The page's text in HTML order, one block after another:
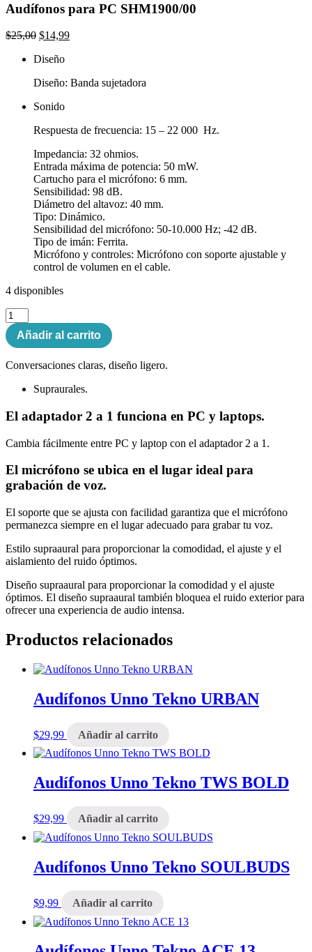
Audífonos para PC SHM1900/00
$25,00 El
original
$25,00.
$14,99El
$14,99.
Diseño
Diseño: Banda sujetadora
Sonido
Respuesta de frecuencia: 15 – 22 000 Hz.
Impedancia: 32 ohmios.
Entrada máxima de potencia: 50 mW.
Cartucho para el micrófono: 6 mm.
Sensibilidad: 98 dB.
Diámetro del altavoz: 40 mm.
Tipo: Dinámico.
Sensibilidad del micrófono: 50-10.000 Hz; -42 dB.
Tipo de imán: Ferrita.
Micrófono y controles: Micrófono con soporte ajustable y
control de volumen en el cable.
4 disponibles
Audífonos
para
PC
SHM1900/00
cantidad
Añadir al carrito
Conversaciones claras, diseño ligero.
Supraurales.
El adaptador 2 a 1 funciona en PC y laptops.
Cambia fácilmente entre PC y laptop con el adaptador 2 a 1.
El micrófono se ubica en el lugar ideal para
grabación de voz.
El soporte que se ajusta con facilidad garantiza que el micrófono
permanezca siempre en el lugar adecuado para grabar tu voz.
Estilo supraaural para proporcionar la comodidad, el ajuste y el
aislamiento del ruido óptimos.
Diseño supraaural para proporcionar la comodidad y el ajuste
óptimos. El diseño supraaural también bloquea el ruido exterior para
ofrecer una experiencia de audio intensa.
Productos relacionados
Audífonos Unno Tekno URBAN
$29,99 Añadir al carrito
Audífonos Unno Tekno TWS BOLD
$29,99 Añadir al carrito
Audífonos Unno Tekno SOULBUDS
$9,99 Añadir al carrito